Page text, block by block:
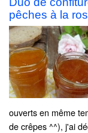
pêches à la
ouverts en même
de crêpes ^^), j'ai